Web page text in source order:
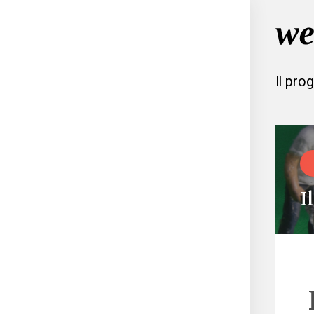
Il